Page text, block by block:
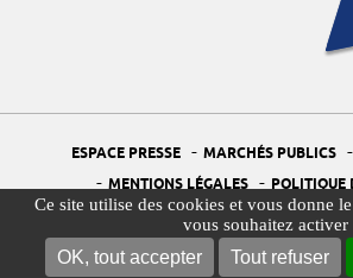
Ce site utilise des cookies et vous donne
vous souhaitez activer
OK, tout accepter Tout refuser
ESPACE PRESSE - MARCHÉS PUBLICS -
- MENTIONS LÉGALES - POLITIQUE
PORTAIL DÉLÉGUÉ À LA PROTECTION DES
- GESTION DES COOKIES